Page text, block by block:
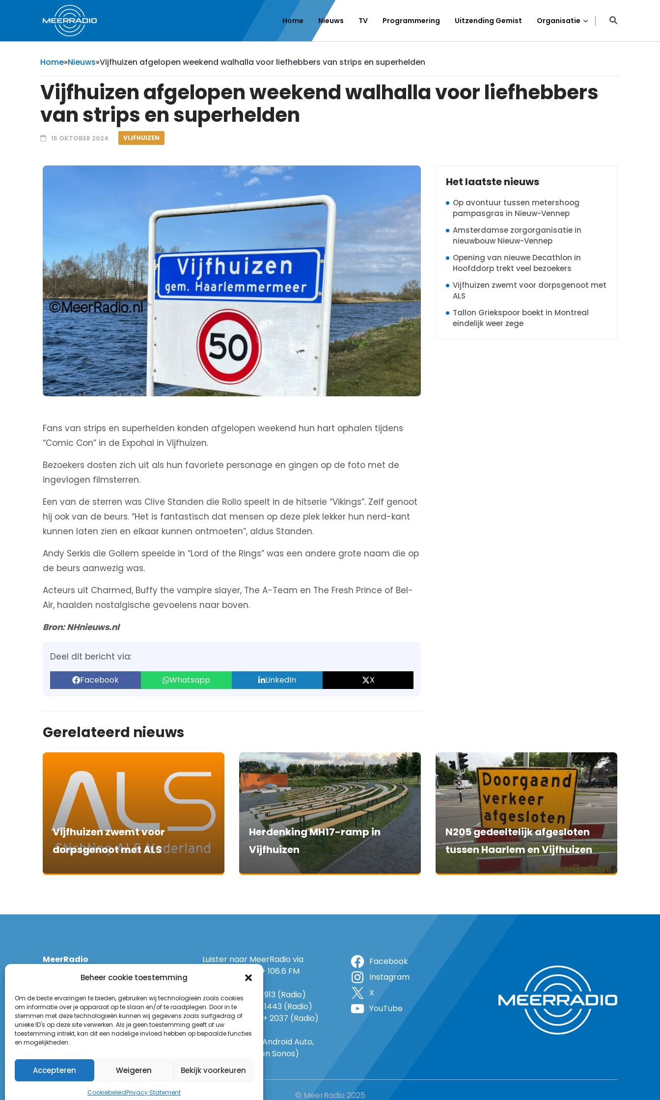
Beheer cookie toestemming
Om de beste ervaringen te bieden, gebruiken wij technologieën zoals cookies
om informatie over je apparaat op te slaan en/of te raadplegen. Door in te
stemmen met deze technologieën kunnen wij gegevens zoals surfgedrag of
unieke ID's op deze site verwerken. Als je geen toestemming geeft of uw
toestemming intrekt, kan dit een nadelige invloed hebben op bepaalde functies
en mogelijkheden.
Accepteren Weigeren Bekijk voorkeuren
CookiebeleidPrivacy Statement
Home Nieuws TV Programmering Uitzending Gemist Organisatie
Home»Nieuws»Vijfhuizen afgelopen weekend walhalla voor liefhebbers van strips en superhelden
Vijfhuizen afgelopen weekend walhalla voor liefhebbers
van strips en superhelden
15 OKTOBER 2024 VIJFHUIZEN
Fans van strips en superhelden konden afgelopen weekend hun hart ophalen tijdens
“Comic Con” in de Expohal in Vijfhuizen.
Bezoekers dosten zich uit als hun favoriete personage en gingen op de foto met de
ingevlogen filmsterren.
Een van de sterren was Clive Standen die Rollo speelt in de hitserie “Vikings”. Zelf genoot
hij ook van de beurs. “Het is fantastisch dat mensen op deze plek lekker hun nerd-kant
kunnen laten zien en elkaar kunnen ontmoeten”, aldus Standen.
Andy Serkis die Gollem speelde in “Lord of the Rings” was een andere grote naam die op
de beurs aanwezig was.
Acteurs uit Charmed, Buffy the vampire slayer, The A-Team en The Fresh Prince of Bel-
Air, haalden nostalgische gevoelens naar boven.
Bron: NHnieuws.nl
Deel dit bericht via:
Facebook Whatsapp LinkedIn X
Het laatste nieuws
Op avontuur tussen metershoog
pampasgras in Nieuw-Vennep
Amsterdamse zorgorganisatie in
nieuwbouw Nieuw-Vennep
Opening van nieuwe Decathlon in
Hoofddorp trekt veel bezoekers
Vijfhuizen zwemt voor dorpsgenoot met
ALS
Tallon Griekspoor boekt in Montreal
eindelijk weer zege
Gerelateerd nieuws
Vijfhuizen zwemt voor
dorpsgenoot met ALS
Herdenking MH17-ramp in
Vijfhuizen
N205 gedeeltelijk afgesloten
tussen Haarlem en Vijfhuizen
MeerRadio
2131 CT Hoofddorp
(023) 55 55 900
Disclaimer
Privacy Statement
Luister naar MeerRadio via
Ether: 105.5 FM + 106.6 FM
DAB+ op 5A
Ziggo: 38 (TV) + 913 (Radio)
KPN: 1143 (TV) + 1443 (Radio)
Odido 735 (TV) + 2037 (Radio)
Tune-In
(Google Home, Android Auto,
Apple Carplay en Sonos)
Facebook
Instagram
X
YouTube
© MeerRadio 2025